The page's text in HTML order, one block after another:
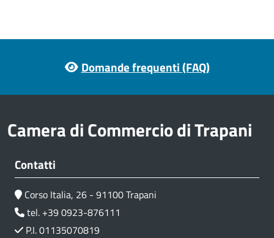
Domande frequenti (FAQ)
Camera di Commercio di Trapani
Contatti
Corso Italia, 26 - 91100 Trapani
tel. +39 0923-876111
P.I. 01135070819